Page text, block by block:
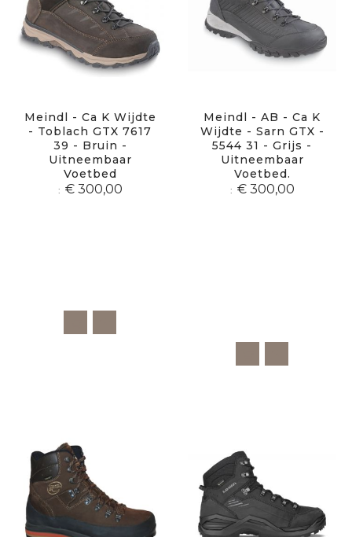
Meindl - Ca K Wijdte
- Toblach GTX 7617
39 - Bruin -
Uitneembaar
Voetbed
€ 300,00
Meindl - AB - Ca K
Wijdte - Sarn GTX -
5544 31 - Grijs -
Uitneembaar
Voetbed.
€ 300,00